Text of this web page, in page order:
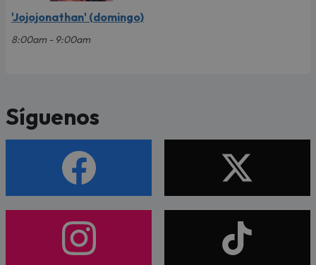
'Jojojonathan' (domingo)
8:00am - 9:00am
Síguenos